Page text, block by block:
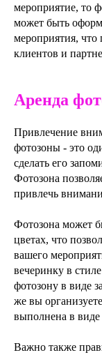
мероприятие, то
может быть
мероприятия,
клиентов и
Аренда
Привлечение
фотозоны - это
сделать его
Фотозона
привлечь
Фотозона может
цветах, что
вашего
вечеринку в
фотозону в виде
же вы
выполнена в
Важно также